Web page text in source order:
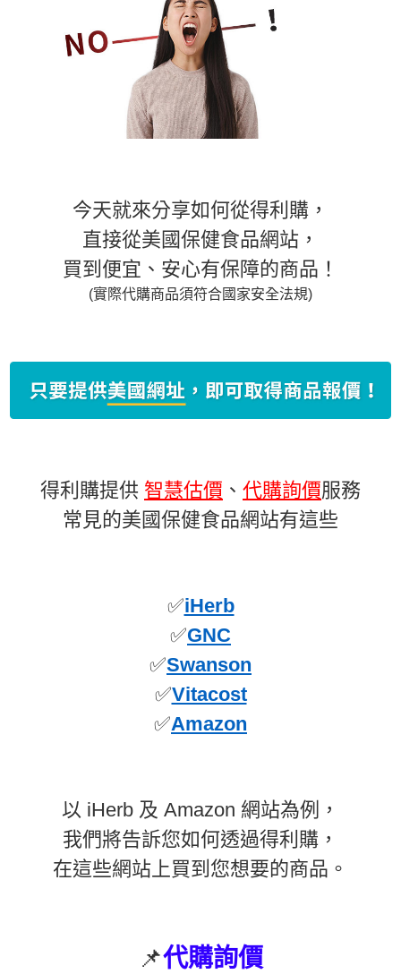
今天就來分享如何從得利購，
直接從美國保健食品網站，
買到便宜、安心有保障的商品！
(實際代購商品須符合國家安全法規)
得利購提供 智慧估價 、 代購詢價服務
常見的美國保健食品網站有這些
✅iHerb
✅GNC
✅Swanson
✅Vitacost
✅Amazon
以 iHerb 及 Amazon 網站為例，
我們將告訴您如何透過得利購，
在這些網站上買到您想要的商品。
📌代購詢價